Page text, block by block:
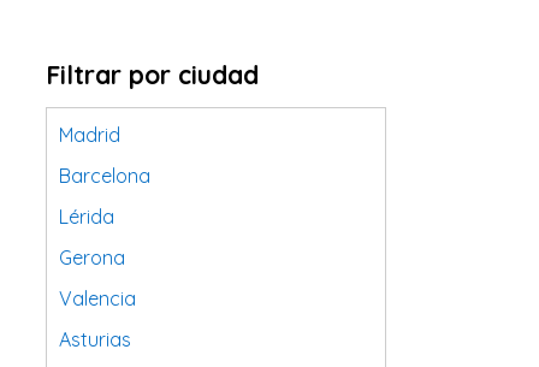
Filtrar por ciudad
Madrid
Barcelona
Lérida
Gerona
Valencia
Asturias